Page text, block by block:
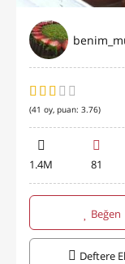
(41 oy, puan: 3.76)
1.4M 81
Beğen
Deftere